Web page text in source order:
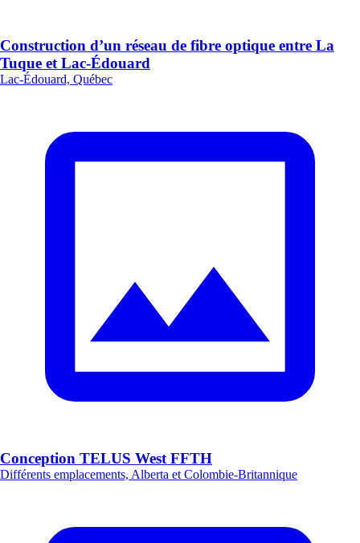
Construction d’un réseau de fibre optique entre La
Tuque et Lac-Édouard
Lac-Édouard, Québec
Conception TELUS West FFTH
Différents emplacements, Alberta et Colombie-Britannique